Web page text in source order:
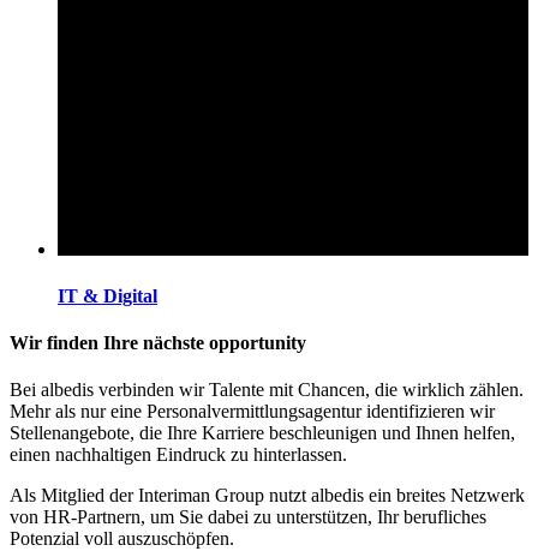
IT & Digital
Wir finden Ihre nächste opportunity
Bei albedis verbinden wir Talente mit Chancen, die wirklich zählen.
Mehr als nur eine Personalvermittlungsagentur identifizieren wir
Stellenangebote, die Ihre Karriere beschleunigen und Ihnen helfen,
einen nachhaltigen Eindruck zu hinterlassen.
Als Mitglied der Interiman Group nutzt albedis ein breites Netzwerk
von HR-Partnern, um Sie dabei zu unterstützen, Ihr berufliches
Potenzial voll auszuschöpfen.